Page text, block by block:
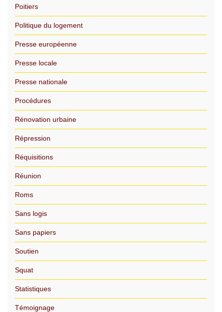
Poitiers
Politique du logement
Presse européenne
Presse locale
Presse nationale
Procédures
Rénovation urbaine
Répression
Réquisitions
Réunion
Roms
Sans logis
Sans papiers
Soutien
Squat
Statistiques
Témoignage